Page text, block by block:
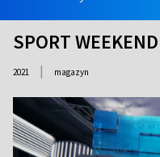
SPORT
2021 | magazyn